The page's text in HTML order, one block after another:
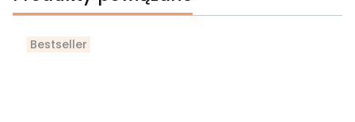
Bestseller